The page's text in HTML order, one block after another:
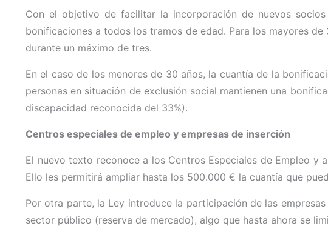
Con el objetivo de facilitar la incorporación de nuevos
bonificaciones a todos los tramos de edad. Para los mayores
durante un máximo de tres.
En el caso de los menores de 30 años, la cuantía de la
personas en situación de exclusión social mantienen una
discapacidad reconocida del 33%).
Centros especiales de empleo y empresas de inserción
El nuevo texto reconoce a los Centros Especiales de Empleo y
Ello les permitirá ampliar hasta los 500.000 € la cuantía que
Por otra parte, la Ley introduce la participación de las
sector público (reserva de mercado), algo que hasta ahora se